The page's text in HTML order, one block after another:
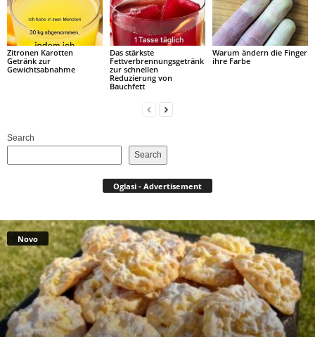
Zitronen Karotten
Getränk zur
Gewichtsabnahme
Das stärkste
Fettverbrennungsgetränk
zur schnellen
Reduzierung von
Bauchfett
Warum ändern die Finger
ihre Farbe
Search
Search
Oglasi - Advertisement
Novo